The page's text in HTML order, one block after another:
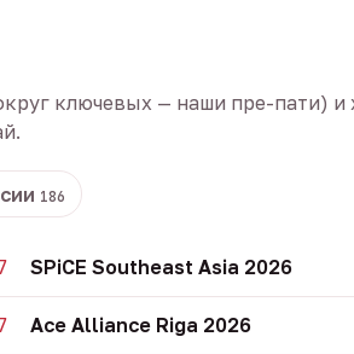
ключевых — наши пре-пати)
186
SPiCE Southeast Asia 2026
Ace Alliance Riga 2026